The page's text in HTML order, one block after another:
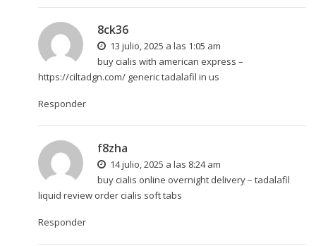
8ck36
13 julio, 2025 a las 1:05 am
buy cialis with american express –
https://ciltadgn.com/generic tadalafil in us
Responder
f8zha
14 julio, 2025 a las 8:24 am
buy cialis online overnight delivery – tadalafil
liquid revieworder cialis soft tabs
Responder